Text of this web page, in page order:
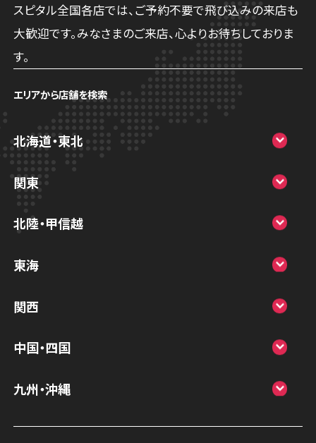
スピタル全国各店では、ご予約不要で飛び込みの来店も
大歓迎です。みなさまのご来店、心よりお待ちしておりま
す。
エリアから店舗を検索
北海道・東北
スマホスピタル大丸札幌
関東
スマホスピタル宇都宮
スマホスピタル テルル三芳
スマホスピタル 熊谷
郷
スマホスピタル埼玉大宮
北陸・甲信越
スマホスピタルアル・プラザ小松
東海
スマホスピタル岐阜
スマホスピタル 藤枝
スマホスピタル名古屋駅前
関西
スマホスピタル 大阪梅田
か）
スマホスピタル京橋
中国・四国
スマホスピタル 松江
九州・沖縄